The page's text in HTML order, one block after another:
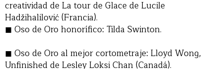
creatividad de La tour de Glace de Lucile
Hadžihalilović (Francia).
Oso de Oro honorífico: Tilda Swinton.
Oso de Oro al mejor cortometraje: Lloyd Wong,
Unfinished de Lesley Loksi Chan (Canadá).